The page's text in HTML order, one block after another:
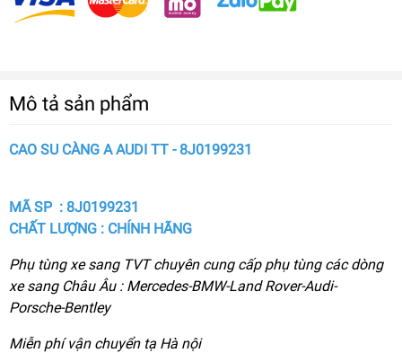
Mô tả sản phẩm
CAO SU CÀNG A AUDI TT - 8J0199231
MÃ SP : 8J0199231
CHẤT LƯỢNG : CHÍNH HÃNG
Phụ tùng xe sang TVT chuyên cung cấp phụ tùng các dòng
xe sang Châu Âu : Mercedes-BMW-Land Rover-Audi-
Porsche-Bentley
Miễn phí vận chuyển tạ Hà nội